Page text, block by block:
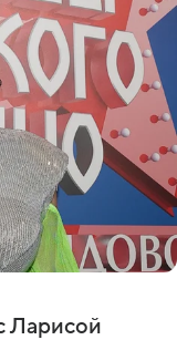
Ларисой